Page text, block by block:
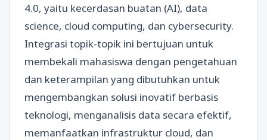
4.0, yaitu kecerdasan buatan (AI), data
science, cloud computing, dan cybersecurity.
Integrasi topik-topik ini bertujuan untuk
membekali mahasiswa dengan pengetahuan
dan keterampilan yang dibutuhkan untuk
mengembangkan solusi inovatif berbasis
teknologi, menganalisis data secara efektif,
memanfaatkan infrastruktur cloud, dan